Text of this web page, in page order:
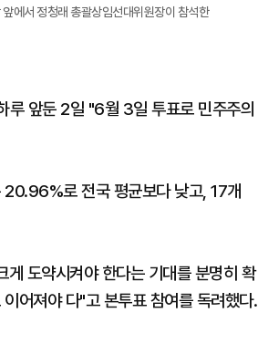
에서 정청래 총괄상임선대위원장이 참석한
루 앞둔 2일 "6월 3일 투표로 민주주의
20.96%로 전국 평균보다 낮고, 17개
도약시켜야 한다는 기대를 분명히 확
어져야 다"고 본투표 참여를 독려했다.